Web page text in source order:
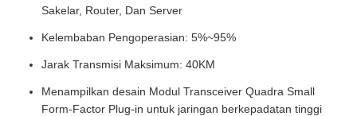
Sakelar, Router, Dan Server
Kelembaban Pengoperasian: 5%~95%
Jarak Transmisi Maksimum: 40KM
Menampilkan desain Modul Transceiver Quadra Small
Form-Factor Plug-in untuk jaringan berkepadatan tinggi